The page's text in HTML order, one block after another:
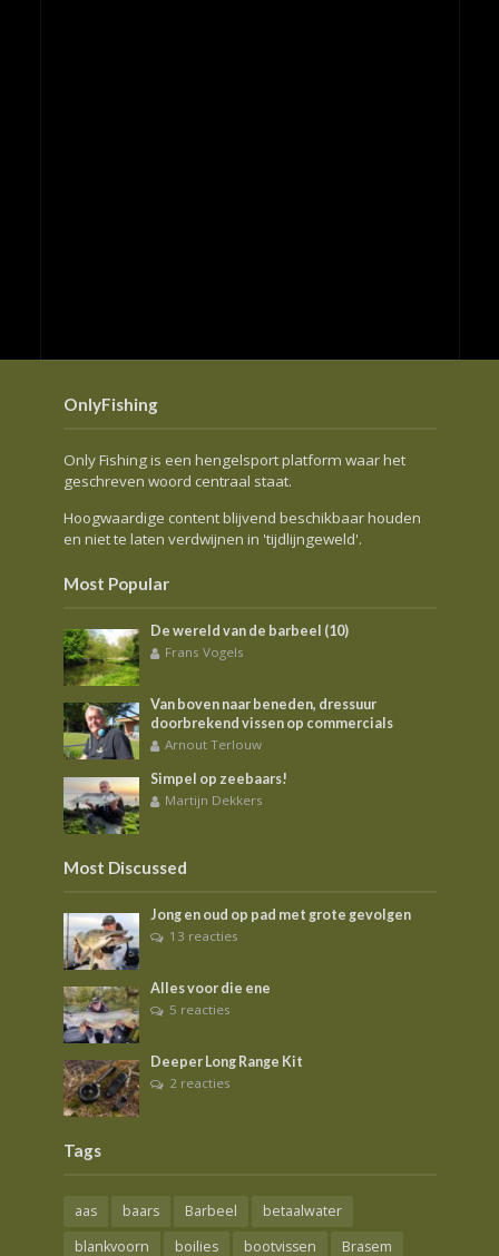
OnlyFishing
Only Fishing is een hengelsport platform waar het
geschreven woord centraal staat.
Hoogwaardige content blijvend beschikbaar houden
en niet te laten verdwijnen in 'tijdlijngeweld'.
Most Popular
De wereld van de barbeel (10)
Frans Vogels
Van boven naar beneden, dressuur
doorbrekend vissen op commercials
Arnout Terlouw
Simpel op zeebaars!
Martijn Dekkers
Most Discussed
Jong en oud op pad met grote gevolgen
13 reacties
Alles voor die ene
5 reacties
Deeper Long Range Kit
2 reacties
Tags
aas baars Barbeel
betaalwater
blankvoorn
boilies bootvissen
Brasem